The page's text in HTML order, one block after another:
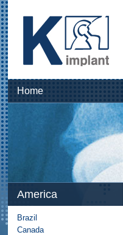
Home
America
Brazil
Canada